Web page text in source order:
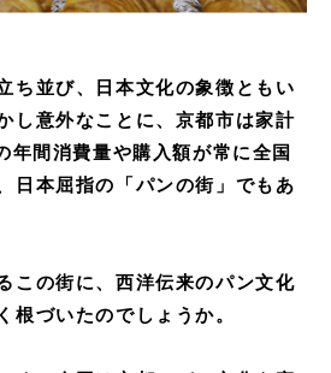
ち並び、日本文化の象徴ともい
し意外なことに、京都市は家計
年間消費量や購入額が常に全国
日本屈指の「パンの街」でもあ
この街に、西洋伝来のパン文化
根づいたのでしょうか。